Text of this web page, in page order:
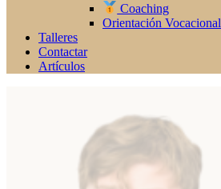
Coaching
Orientación Vocacional
Talleres
Contactar
Artículos